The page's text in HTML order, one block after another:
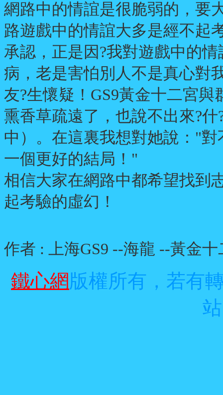
網路中的情誼是很脆弱的，要
路遊戲中的情誼大多是經不起
承認，正是因?我對遊戲中的
病，老是害怕別人不是真心對
友?生懷疑！GS9黃金十二宮
熏香草疏遠了，也說不出來?
中）。在這裏我想對她說："
一個更好的結局！"
相信大家在網路中都希望找到
起考驗的虛幻！
作者 : 上海GS9 --海龍 --黃金十
鐵心網版權所有，若有